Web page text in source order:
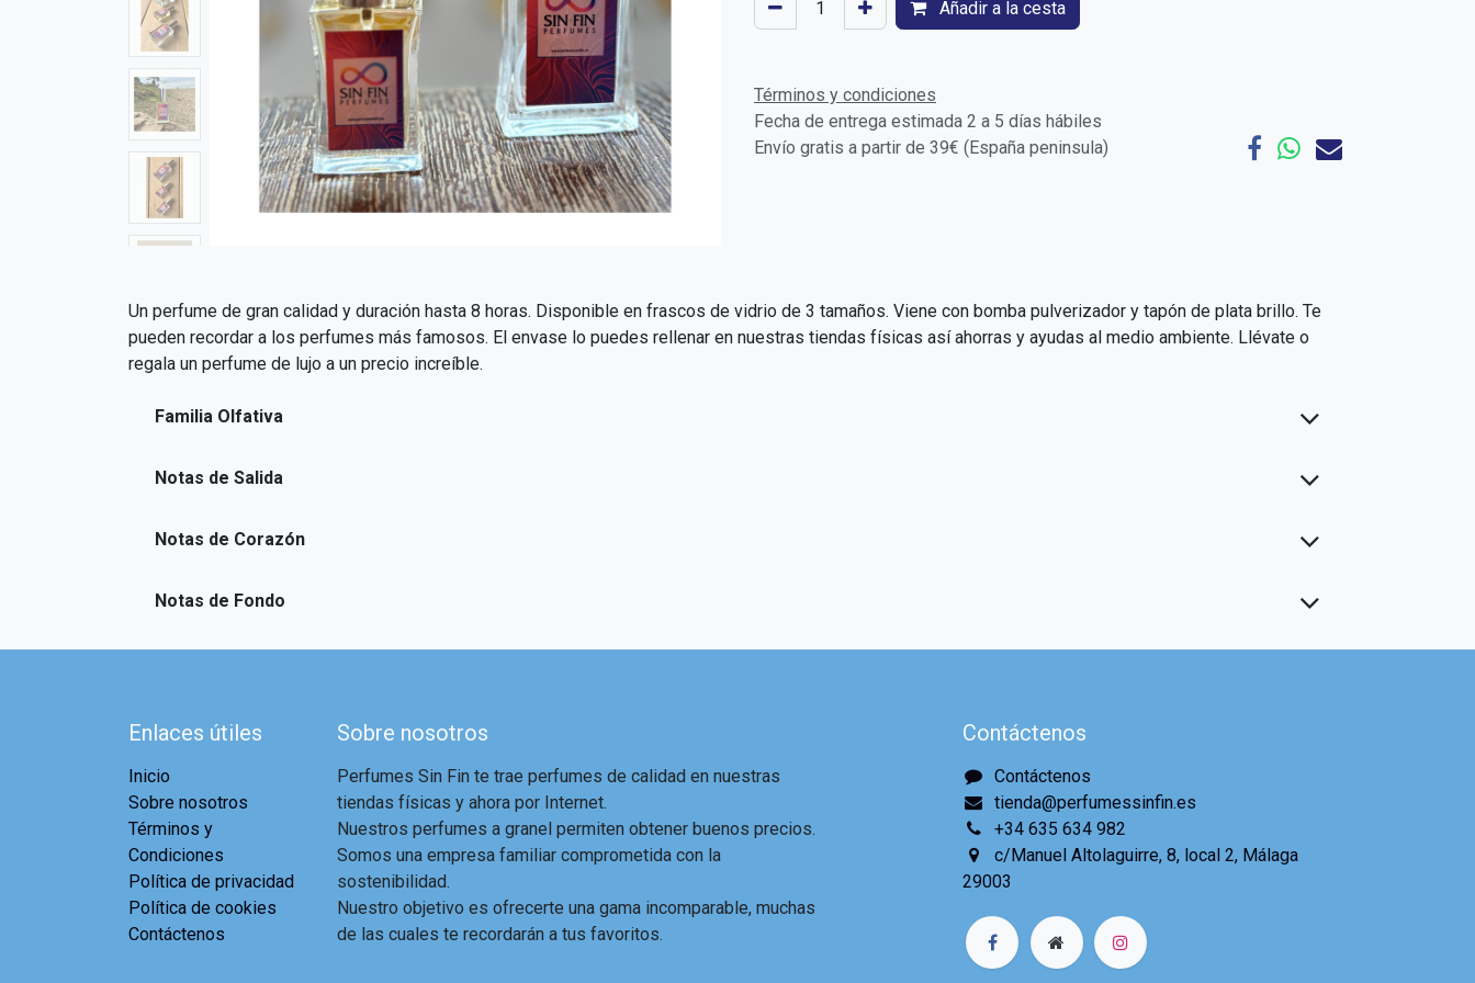
Añadir a la cesta
Términos y condiciones
Fecha de entrega estimada 2 a 5 días hábiles
Envío gratis a partir de 39€ (España peninsula)
Un perfume de gran calidad y duración hasta 8 horas. Disponible en frascos de vidrio de 3 tamaños. Viene con bomba pulverizador y tapón de plata brillo. Te
pueden recordar a los perfumes más famosos. El envase lo puedes rellenar en nuestras tiendas físicas así ahorras y ayudas al medio ambiente. Llévate o
regala un perfume de lujo a un precio increíble.
Familia Olfativa
Notas de Salida
Notas de Corazón
Notas de Fondo
Enlaces útiles
Inicio
Sobre nosotros
Términos y
Condiciones
Política de privacidad
Política de cookies
Contáctenos
Sobre nosotros
Perfumes Sin Fin te trae perfumes de calidad en nuestras
tiendas físicas y ahora por Internet.
Nuestros perfumes a granel permiten obtener buenos precios.
Somos una empresa familiar comprometida con la
sostenibilidad.
Nuestro objetivo es ofrecerte una gama incomparable, muchas
de las cuales te recordarán a tus favoritos.
Contáctenos
Contáctenos
tienda@perfumessinfin.es
+34 635 634 982
c/Manuel Altolaguirre, 8, local 2, Málaga
29003